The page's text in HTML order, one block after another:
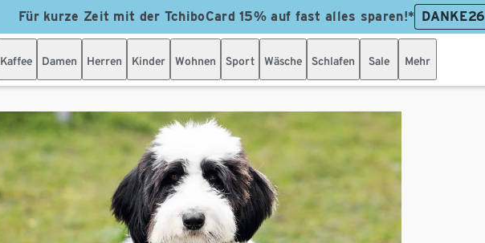
Für kurze Zeit mit der TchiboCard 15% auf fast alles sparen!* DANKE26
Kaffee Damen Herren Kinder Wohnen Sport Wäsche Schlafen Sale Mehr